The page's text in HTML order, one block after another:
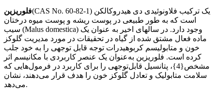
فلوریزین(CAS No. 60-82-1) یک ترکیب فلاونوئیدی دی هیدروکالکن
است که به طور طبیعی در پوست ریشه و پوست میوه درختان
سیب (Malus domestica) وجود دارد. در سالهای اخیر به عنوان یک
ماده فعال مشتق شده از گیاه در تحقیقات در مورد مدیریت گلوکز
خون و متابولیسم کربوهیدرات توجه قابل توجهی را به خود جلب
کرده است. فلوریزین به‌عنوان یک عنصر کاربردی با مکانیسم اثر
مشخص{4}، پتانسیل قابل‌توجهی را برای کاربرد در فرمول‌هایی که
سلامت متابولیک و تعادل گلوکز خون را هدف قرار می‌دهند، نشان
می‌دهد.